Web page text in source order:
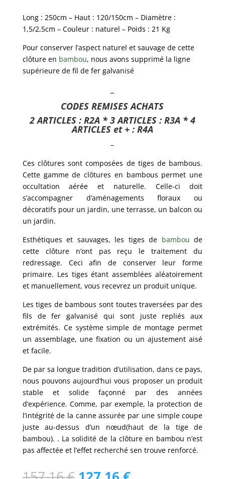
Long : 250cm – Haut : 120/150cm – Diamètre :
1,5/2,5cm – Couleur : naturel – Poids : 21 Kg
Pour conserver l’aspect naturel et sauvage de cette
clôture en bambou, nous avons supprimé la ligne
supérieure de fil de fer galvanisé
–
CODES REMISES ACHATS
2 ARTICLES : R2A * 3 ARTICLES : R3A * 4
ARTICLES et + : R4A
–
Ces clôtures sont composées de tiges de bambous.
Cette gamme de clôtures en bambous permet une
occultation aérée et naturelle. Celle-ci doit
s’accompagner d’aménagements floraux ou
décoratifs pour un jardin, une terrasse, un balcon ou
un jardin.
Esthétiques et sauvages, les tiges de bambou de
cette clôture n’ont pas reçu le traitement du
redressage. Ceci afin de conserver leur forme
primaire. Les tiges étant assemblées aléatoirement
et manuellement, vous recevrez un produit unique.
Les tiges de bambous sont toutes traversées par des
fils de fer galvanisé qui sont juste repliés aux
extrémités. Ce système simple de montage permet
un assemblage, une fixation ou un ajustement aisé
et facile.
De par sa longue tradition d’utilisation, dans ce pays,
nous pouvons aujourd’hui vous proposer un produit
stable et solide façonné par des années
d’expérience. Comme, par exemple, la protection de
l’intégrité de la canne assurée par une simple coupe
juste au-dessus d’un nœud(haut de la tige de
bambou). . La solidité de la clôture en bambou n’est
pas affectée et l’effet recherché sen trouve renforcé.